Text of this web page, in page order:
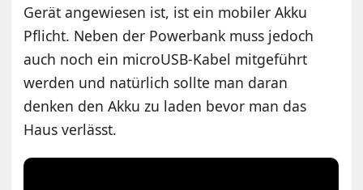
Gerät angewiesen ist, ist ein mobiler Akku
Pflicht. Neben der Powerbank muss jedoch
auch noch ein microUSB-Kabel mitgeführt
werden und natürlich sollte man daran
denken den Akku zu laden bevor man das
Haus verlässt.